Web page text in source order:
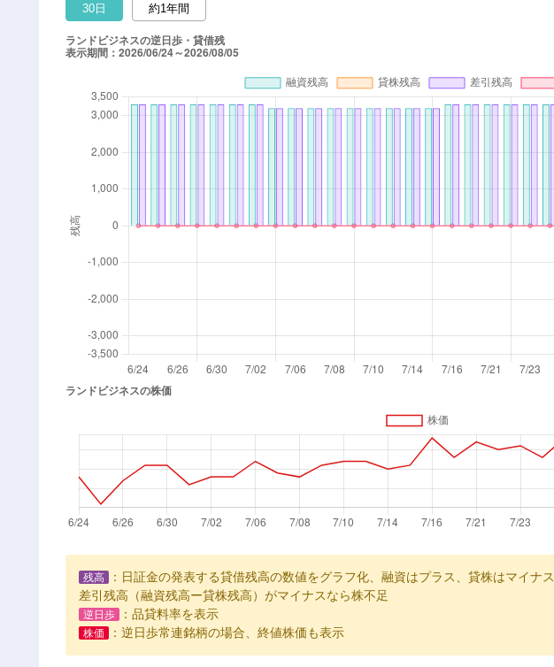
30日 約1年間
残高
：日証金の発表する貸借残高の数値をグラフ化、融資はプラス、貸株はマイナス
差引残高（融資残高ー貸株残高）がマイナスなら株不足
逆日歩 ：品貸料率を表示
株価 ：逆日歩常連銘柄の場合、終値株価も表示